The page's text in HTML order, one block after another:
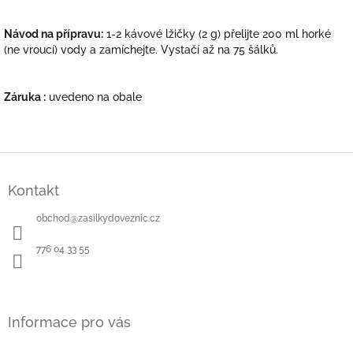
Návod na přípravu: 1-2 kávové lžičky (2 g) přelijte 200 ml horké
(ne vroucí) vody a zamíchejte. Vystačí až na 75 šálků.
Záruka : uvedeno na obale
Kontakt
obchod@zasilkydoveznic.cz
776 04 33 55
Informace pro vás